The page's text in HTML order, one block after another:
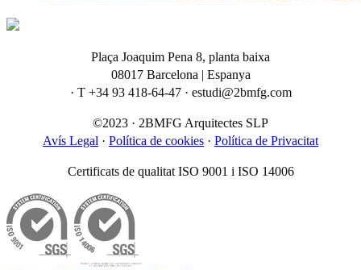
Plaça Joaquim Pena 8, planta baixa
08017 Barcelona | Espanya
· T +34 93 418-64-47 · estudi@2bmfg.com
©2023 · 2BMFG Arquitectes SLP
Avís Legal · Política de cookies · Política de Privacitat
Certificats de qualitat ISO 9001 i ISO 14006